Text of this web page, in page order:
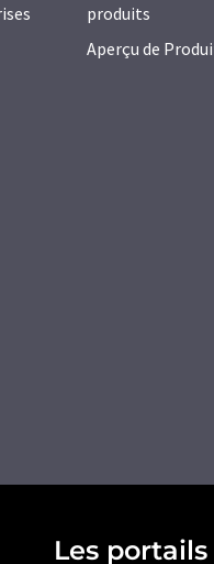
produits
Aperçu de
Les portails